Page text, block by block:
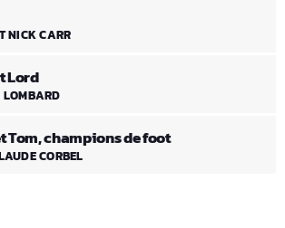
Tom, champions de foot
CORBEL
Lord
LOMBARD
NICK CARR